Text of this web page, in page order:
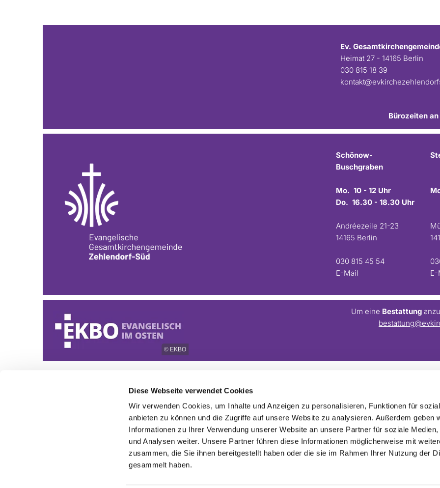
Diese Webseite verwendet Cookies
Wir verwenden Cookies, um Inhalte und Anzeigen zu personalisieren, Funktionen für
anbieten zu können und die Zugriffe auf unsere Website zu analysieren. Außerdem geben
Informationen zu Ihrer Verwendung unserer Website an unsere Partner für soziale Medien,
und Analysen weiter. Unsere Partner führen diese Informationen möglicherweise mit
zusammen, die Sie ihnen bereitgestellt haben oder die sie im Rahmen Ihrer Nutzung der
gesammelt haben.
Ev.
Heimat 27 - 14165 Berlin
030 815 18 39
Bürozeiten
Schönow-
Buschgraben
Mo. 10 - 12 Uhr
Do. 16.30 - 18.30 Uhr
Andréezeile 21-23
14165 Berlin
030 815 45 54
E-Mail
E-
© EKBO
Um eine Bestattung
Webmaster: webseite@evkirchezehlendorfsued.de